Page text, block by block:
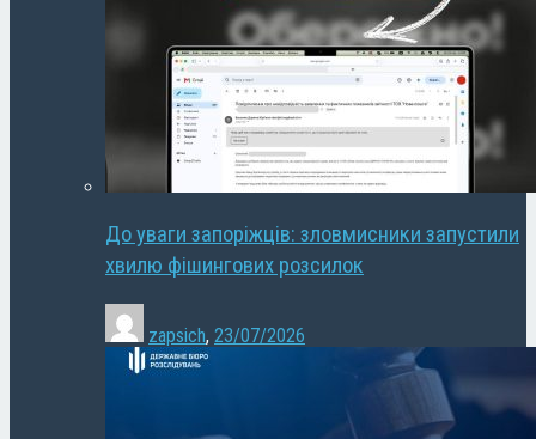
До уваги запоріжців: зловмисники запустили
хвилю фішингових розсилок
zapsich, 23/07/2026